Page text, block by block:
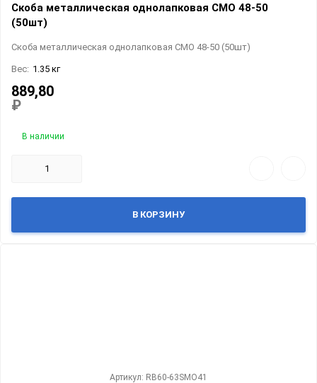
Скоба металлическая однолапковая СМО 48-50
(50шт)
Скоба металлическая однолапковая СМО 48-50 (50шт)
Вес: 1.35 кг
889,80
₽
В наличии
В КОРЗИНУ
Артикул: RB60-63SMO41